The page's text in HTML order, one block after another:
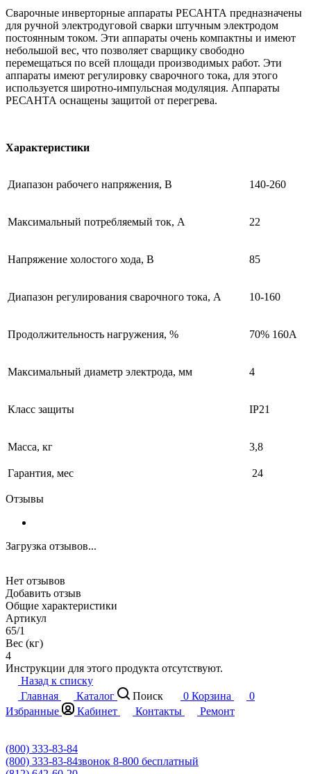
Сварочные инверторные аппараты РЕСАНТА предназначены
для ручной электродуговой сварки штучным электродом
постоянным током. Эти аппараты очень компактны и имеют
небольшой вес, что позволяет сварщику свободно
перемещаться по всей площади производимых работ. Эти
аппараты имеют регулировку сварочного тока, для этого
используется широтно-импульсная модуляция. Аппараты
РЕСАНТА оснащены защитой от перегрева.
Характеристики
Диапазон рабочего напряжения, В 140-260
Максимальный потребляемый ток, А 22
Напряжение холостого хода, В 85
Диапазон регулирования сварочного тока, А 10-160
Продолжительность нагружения, % 70% 160A
Максимальный диаметр электрода, мм 4
Класс защиты IP21
Масса, кг 3,8
Гарантия, мес 24
Отзывы
Загрузка отзывов...
Нет отзывов
Добавить отзыв
Общие характеристики
Артикул
65/1
Вес (кг)
4
Инструкции для этого продукта отсутствуют.
Назад к списку
Главная
Каталог Поиск 0 Корзина
0
Избранные
Кабинет Контакты Ремонт
(800) 333-83-84
(800) 333-83-84звонок 8-800 бесплатный